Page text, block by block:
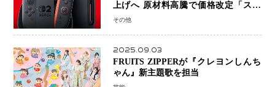
上げへ 原材料高騰で価格改定「スイ
ッチオンライン」も引き上げ
その他
2025.09.03
FRUITS ZIPPERが『クレヨンしんち
ゃん』新主題歌を担当